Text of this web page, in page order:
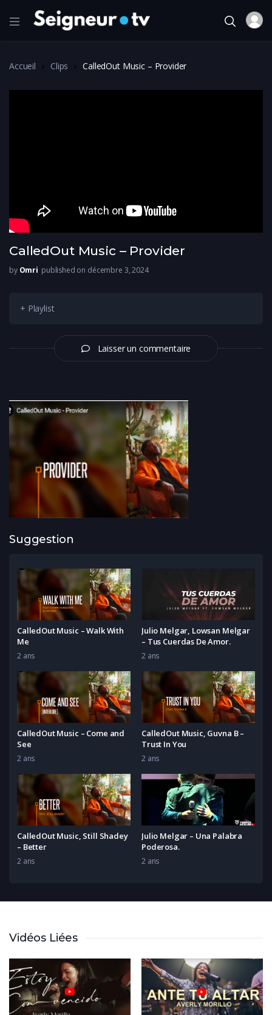
Accueil Clips CalledOut Music – Provider
CalledOut Music – Provider
by Omri published on décembre 3, 2024
+ Playlist
Laisser un commentaire
Suggestion
CalledOut Music – Walk With
Me
2 ans
Julio Melgar, Lowsan Melgar
– Tus Cuerdas De Amor.
2 ans
CalledOut Music – Come and
See
2 ans
CalledOut Music, Guvna B –
Trust In You
2 ans
CalledOut Music, Still Shadey
– Better
2 ans
Julio Melgar – Una Palabra
Poderosa.
2 ans
Vidéos Liées